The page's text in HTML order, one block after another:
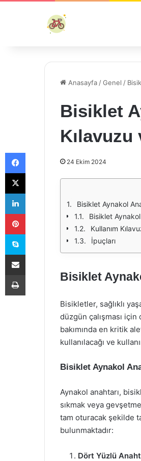
Anasayfa /Genel /
Bisiklet
Kılavuzu
24 Ekim 2024
Bisiklet Aynakol
Bisiklet
Kullanım
İpuçları
Bisiklet
Bisikletler, sağlıklı
düzgün çalışması
bakımında en kritik
kullanılacağı ve
Bisiklet Aynakol
Aynakol anahtarı,
sıkmak veya
tam oturacak şekilde
bulunmaktadır:
Dört Yüzlü
Facebook
X
LinkedIn
Pinterest
Skype
E-Posta ile paylaş